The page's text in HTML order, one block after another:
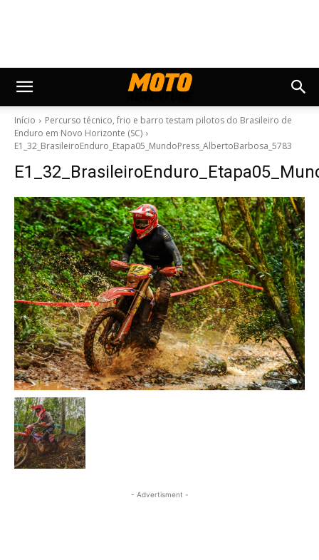
Início
Percurso técnico, frio e barro testam pilotos do Brasileiro de
Enduro em Novo Horizonte (SC)
E1_32_BrasileiroEnduro_Etapa05_MundoPress_AlbertoBarbosa_5783
- Advertisment -